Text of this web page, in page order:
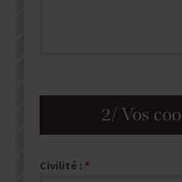
2/ Vos
Civilité :